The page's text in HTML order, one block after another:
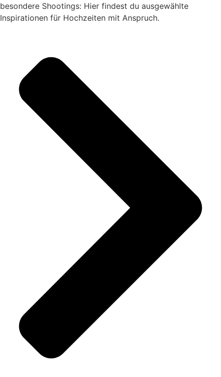
besondere Shootings: Hier findest du ausgewählte
Inspirationen für Hochzeiten mit Anspruch.